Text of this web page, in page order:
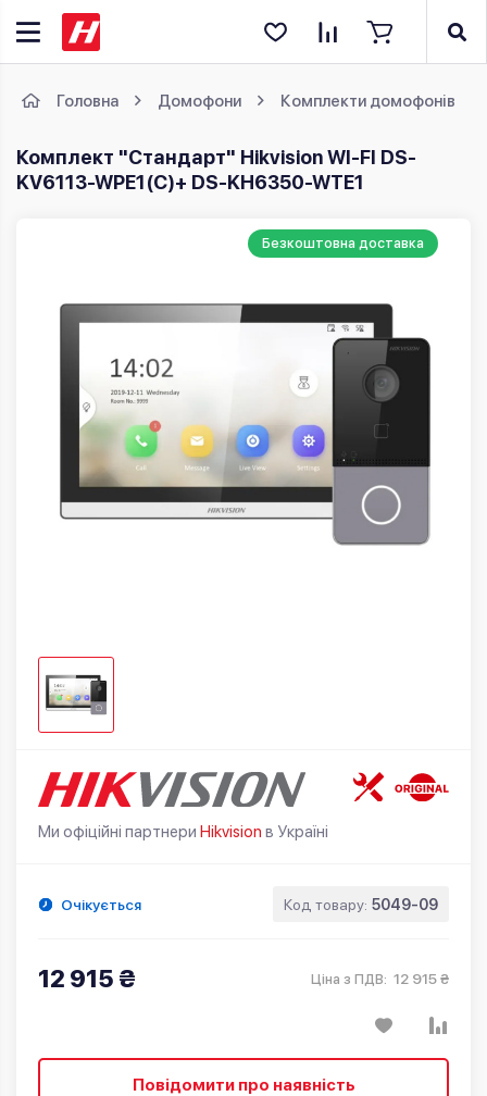
Головна Домофони Комплекти домофонів
Комплект "Стандарт" Hikvision WI-FI DS-
KV6113-WPE1(C)+ DS-KH6350-WТE1
Безкоштовна доставка
Ми офіційні партнери Hikvision в Україні
Очікується Код товару: 5049-09
12 915 ₴ Ціна з ПДВ: 12 915 ₴
Повідомити про наявність